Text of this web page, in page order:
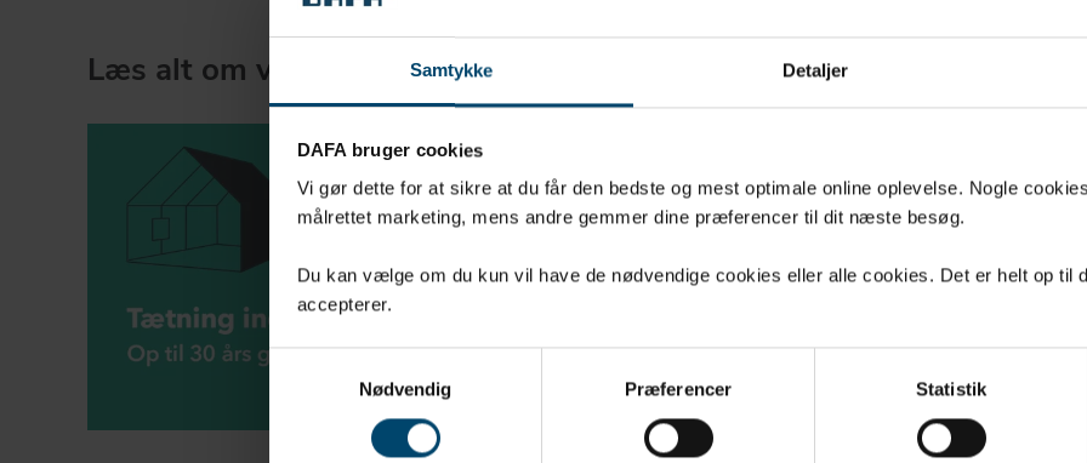
Samtykke Detaljer
DAFA bruger cookies
Vi gør dette for at sikre at du får den bedste og mest optimale online oplevelse. Nogle
målrettet marketing, mens andre gemmer dine præferencer til dit næste besøg.
Du kan vælge om du kun vil have de nødvendige cookies eller alle cookies. Det er helt op til
accepterer.
Samtykkevalg
Nødvendig
Præferencer Statistik
Læs alt om vores garantier her